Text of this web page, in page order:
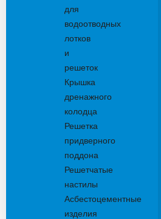
для
водоотводных
лотков
и
решеток
Крышка
дренажного
колодца
Решетка
придверного
поддона
Решетчатые
настилы
Асбестоцементные
изделия